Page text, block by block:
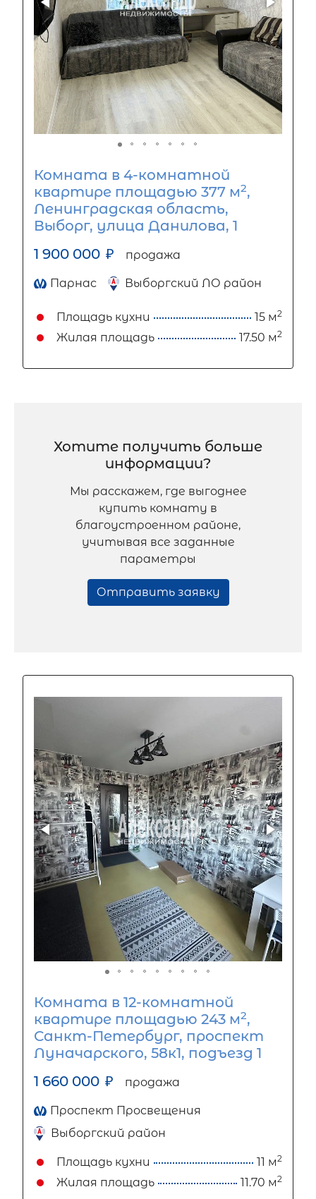
Комната в 4-комнатной
квартире площадью 377 м2,
Ленинградская область,
Выборг, улица Данилова, 1
1 900 000 ₽ продажа
Парнас Выборгский ЛО район
Площадь кухни 15 м2
Жилая площадь 17.50 м2
Хотите получить больше
информации?
Мы расскажем, где выгоднее
купить комнату в
благоустроенном районе,
учитывая все заданные
параметры
Отправить заявку
Комната в 12-комнатной
квартире площадью 243 м2,
Санкт-Петербург, проспект
Луначарского, 58к1, подъезд 1
1 660 000 ₽ продажа
Проспект Просвещения
Выборгский район
Площадь кухни 11 м2
Жилая площадь 11.70 м2